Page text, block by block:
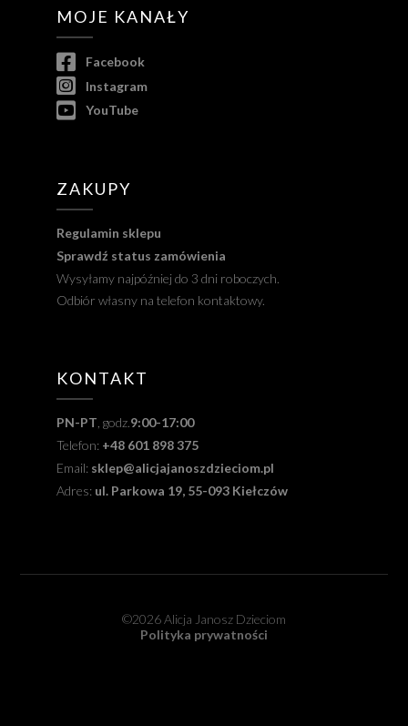
MOJE KANAŁY
Facebook
Instagram
YouTube
ZAKUPY
Regulamin sklepu
Sprawdź status zamówienia
Wysyłamy najpóźniej do 3 dni roboczych.
Odbiór własny na telefon kontaktowy.
KONTAKT
PN-PT, godz.9:00-17:00
Telefon: +48 601 898 375
Email: sklep@alicjajanoszdzieciom.pl
Adres: ul. Parkowa 19, 55-093 Kiełczów
©2026 Alicja Janosz Dzieciom
Polityka prywatności